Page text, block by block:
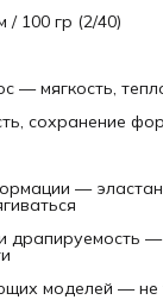
/ 100 гр (2/40)
— мягкость,
сохранение
—
драпируемость
моделей — не